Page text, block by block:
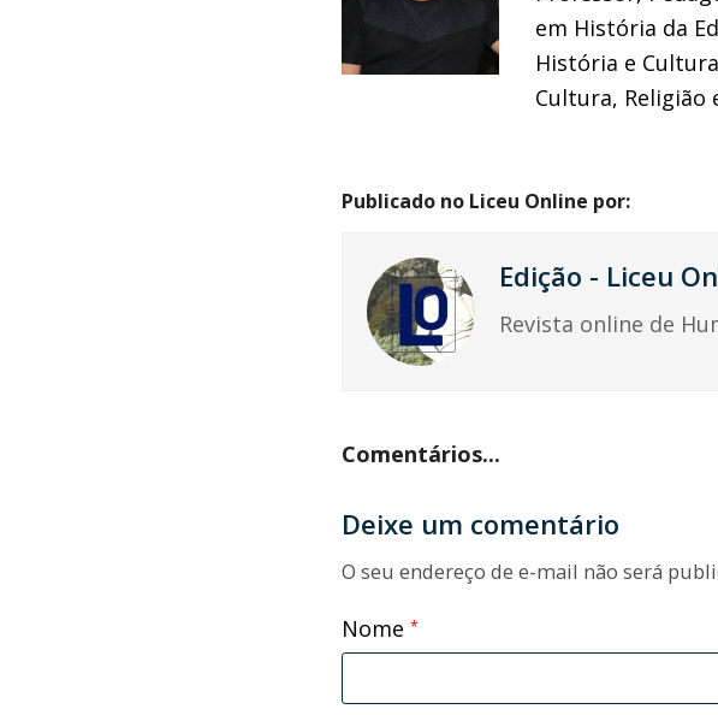
em História da
História e
Cultura, Religião
Publicado no Liceu Online por:
Edição - Liceu
Revista online de
Comentários...
Deixe um comentário
O seu endereço de e-mail não será
Nome *